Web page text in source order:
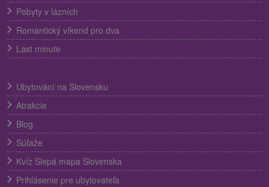
Pobyty v lázních
Romantický víkend pro dva
Last minute
Ubytování na Slovensku
Atrakcie
Blog
Súťaže
Kvíz Slepá mapa Slovenska
Prihlásenie pre ubytovateľa